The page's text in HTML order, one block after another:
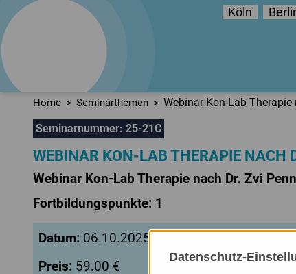
logo
Köln
Home Seminarthemen
Webinar Kon-Lab Therapie
Seminarnummer: 25-21C
WEBINAR KON-LAB THERAPIE NACH
Webinar Kon-Lab Therapie nach Dr. Zvi
Fortbildungspunkte: 1
Datum: 06.10.2025
Preis: 59.00 €
Datenschutz-